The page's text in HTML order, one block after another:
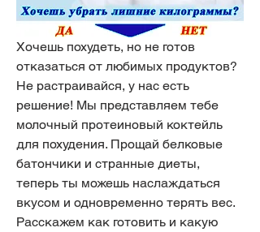
Хочешь похудеть, но не готов
отказаться от любимых продуктов?
Не растраивайся, у нас есть
решение! Мы представляем тебе
молочный протеиновый коктейль
для похудения. Прощай белковые
батончики и странные диеты,
теперь ты можешь наслаждаться
вкусом и одновременно терять вес.
Расскажем как готовить и какую